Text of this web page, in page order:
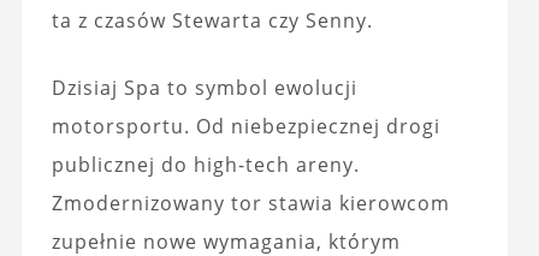
ta z czasów Stewarta czy Senny.
Dzisiaj Spa to symbol ewolucji
motorsportu. Od niebezpiecznej drogi
publicznej do high-tech areny.
Zmodernizowany tor stawia kierowcom
zupełnie nowe wymagania, którym